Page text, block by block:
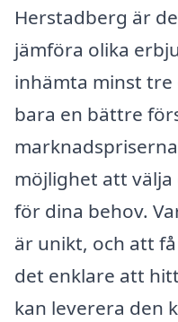
Herstadberg är
jämföra olika
inhämta minst
bara en bättre
möjlighet att
för dina behov.
är unikt, och att
det enklare att
kan leverera den